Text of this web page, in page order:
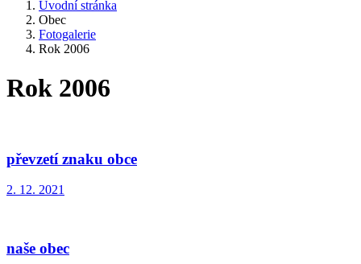
Úvodní stránka
Obec
Fotogalerie
Rok 2006
Rok 2006
převzetí znaku obce
2. 12. 2021
naše obec